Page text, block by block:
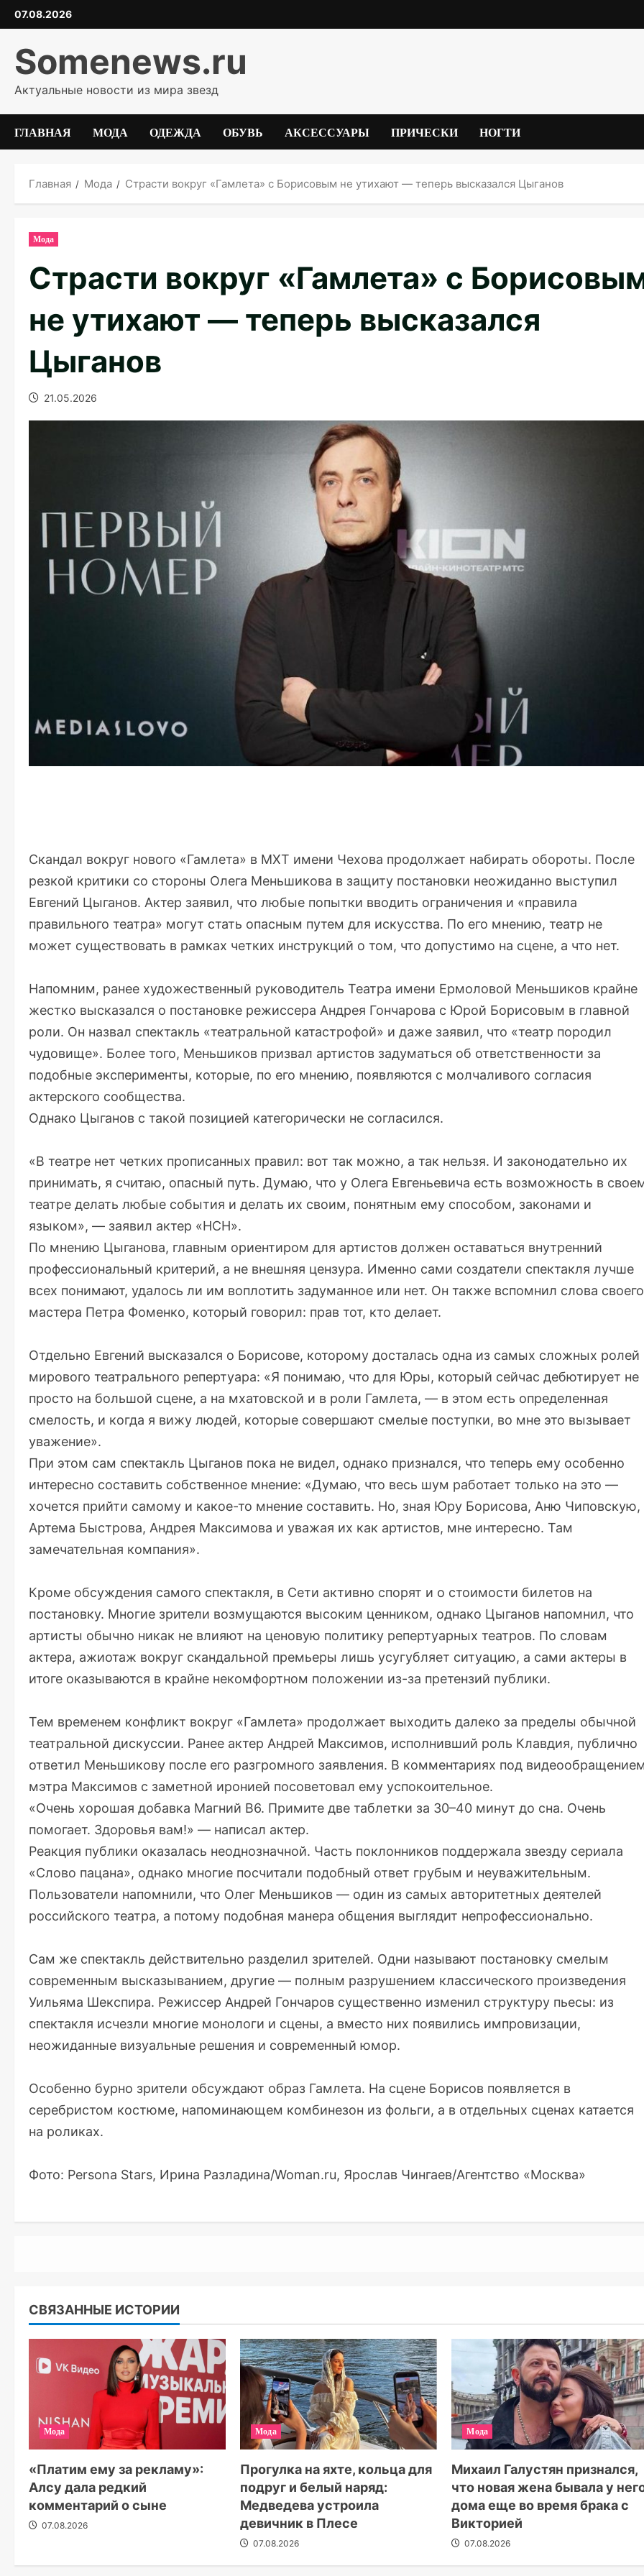
Перейти
к
содержимому
07.08.2026
Somenews.ru
Актуальные новости из мира звезд
ГЛАВНАЯ МОДА ОДЕЖДА ОБУВЬ АКСЕССУАРЫ ПРИЧЕСКИ НОГТИ
Главная Мода Страсти вокруг «Гамлета» с Борисовым не утихают — теперь высказался Цыганов
Мода
Страсти вокруг «Гамлета» с
не утихают — теперь высказался
Цыганов
21.05.2026
Скандал вокруг нового «Гамлета» в МХТ имени Чехова продолжает набирать обороты. После
резкой критики со стороны Олега Меньшикова в защиту постановки неожиданно выступил
Евгений Цыганов. Актер заявил, что любые попытки вводить ограничения и «правила
правильного театра» могут стать опасным путем для искусства. По его мнению, театр не
может существовать в рамках четких инструкций о том, что допустимо на сцене, а что нет.
Напомним, ранее художественный руководитель Театра имени Ермоловой Меньшиков крайне
жестко высказался о постановке режиссера Андрея Гончарова с Юрой Борисовым в главной
роли. Он назвал спектакль «театральной катастрофой» и даже заявил, что «театр породил
чудовище». Более того, Меньшиков призвал артистов задуматься об ответственности за
подобные эксперименты, которые, по его мнению, появляются с молчаливого согласия
актерского сообщества.
Однако Цыганов с такой позицией категорически не согласился.
«В театре нет четких прописанных правил: вот так можно, а так нельзя. И законодательно их
принимать, я считаю, опасный путь. Думаю, что у Олега Евгеньевича есть возможность в
театре делать любые события и делать их своим, понятным ему способом, законами и
языком», — заявил актер «НСН».
По мнению Цыганова, главным ориентиром для артистов должен оставаться внутренний
профессиональный критерий, а не внешняя цензура. Именно сами создатели спектакля лучше
всех понимают, удалось ли им воплотить задуманное или нет. Он также вспомнил слова своего
мастера Петра Фоменко, который говорил: прав тот, кто делает.
Отдельно Евгений высказался о Борисове, которому досталась одна из самых сложных ролей
мирового театрального репертуара: «Я понимаю, что для Юры, который сейчас дебютирует не
просто на большой сцене, а на мхатовской и в роли Гамлета, — в этом есть определенная
смелость, и когда я вижу людей, которые совершают смелые поступки, во мне это вызывает
уважение».
При этом сам спектакль Цыганов пока не видел, однако признался, что теперь ему особенно
интересно составить собственное мнение: «Думаю, что весь шум работает только на это —
хочется прийти самому и какое-то мнение составить. Но, зная Юру Борисова, Аню Чиповскую,
Артема Быстрова, Андрея Максимова и уважая их как артистов, мне интересно. Там
замечательная компания».
Кроме обсуждения самого спектакля, в Сети активно спорят и о стоимости билетов на
постановку. Многие зрители возмущаются высоким ценником, однако Цыганов напомнил, что
артисты обычно никак не влияют на ценовую политику репертуарных театров. По словам
актера, ажиотаж вокруг скандальной премьеры лишь усугубляет ситуацию, а сами актеры в
итоге оказываются в крайне некомфортном положении из-за претензий публики.
Тем временем конфликт вокруг «Гамлета» продолжает выходить далеко за пределы обычной
театральной дискуссии. Ранее актер Андрей Максимов, исполнивший роль Клавдия, публично
ответил Меньшикову после его разгромного заявления. В комментариях под
мэтра Максимов с заметной иронией посоветовал ему успокоительное.
«Очень хорошая добавка Магний B6. Примите две таблетки за 30–40 минут до сна. Очень
помогает. Здоровья вам!» — написал актер.
Реакция публики оказалась неоднозначной. Часть поклонников поддержала звезду сериала
«Слово пацана», однако многие посчитали подобный ответ грубым и неуважительным.
Пользователи напомнили, что Олег Меньшиков — один из самых авторитетных деятелей
российского театра, а потому подобная манера общения выглядит непрофессионально.
Сам же спектакль действительно разделил зрителей. Одни называют постановку смелым
современным высказыванием, другие — полным разрушением классического произведения
Уильяма Шекспира. Режиссер Андрей Гончаров существенно изменил структуру пьесы: из
спектакля исчезли многие монологи и сцены, а вместо них появились импровизации,
неожиданные визуальные решения и современный юмор.
Особенно бурно зрители обсуждают образ Гамлета. На сцене Борисов появляется в
серебристом костюме, напоминающем комбинезон из фольги, а в отдельных сценах катается
на роликах.
Фото: Persona Stars, Ирина Разладина/Woman.ru, Ярослав Чингаев/Агентство «Москва»
СВЯЗАННЫЕ ИСТОРИИ
Мода
«Платим ему за рекламу»:
Алсу дала редкий
комментарий о сыне
07.08.2026
Мода
Прогулка на яхте, кольца для
подруг и белый наряд:
Медведева устроила
девичник в Плесе
07.08.2026
Мода
Михаил Галустян признался,
что новая жена бывала у
дома еще во время брака с
Викторией
07.08.2026